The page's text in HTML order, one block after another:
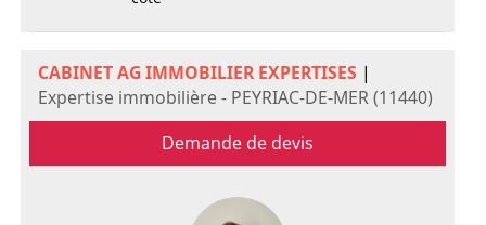
CABINET AG IMMOBILIER EXPERTISES |
Expertise immobilière - PEYRIAC-DE-MER (11440)
Demande de devis